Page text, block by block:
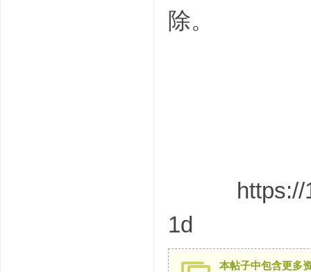
除。
1d
本帖子中包含更多